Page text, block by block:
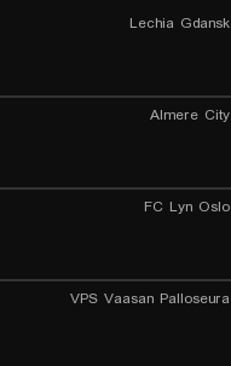
Lechia Gdansk
Almere City
FC Lyn Oslo
VPS Vaasan Palloseura